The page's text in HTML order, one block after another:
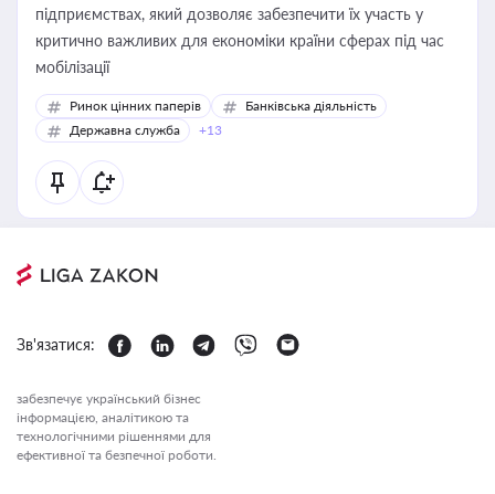
підприємствах, який дозволяє забезпечити їх участь у
критично важливих для економіки країни сферах під час
мобілізації
Ринок цінних паперів
Банківська діяльність
Державна служба
+13
Зв'язатися:
забезпечує український бізнес
інформацією, аналітикою та
технологічними рішеннями для
ефективної та безпечної роботи.